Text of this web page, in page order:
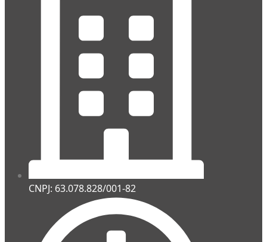
CNPJ: 63.078.828/001-82